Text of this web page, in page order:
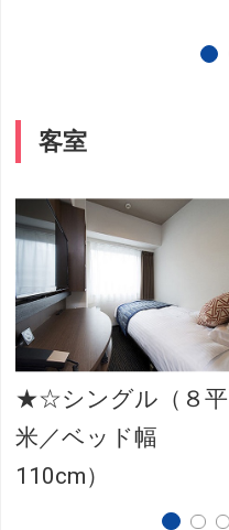
客室
★☆シングル（８平
米／ベッド幅
110cm）